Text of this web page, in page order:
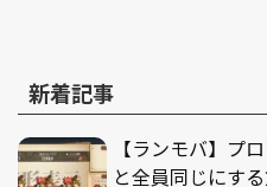
新着記事
【ランモバ】プ
と全員同じにす